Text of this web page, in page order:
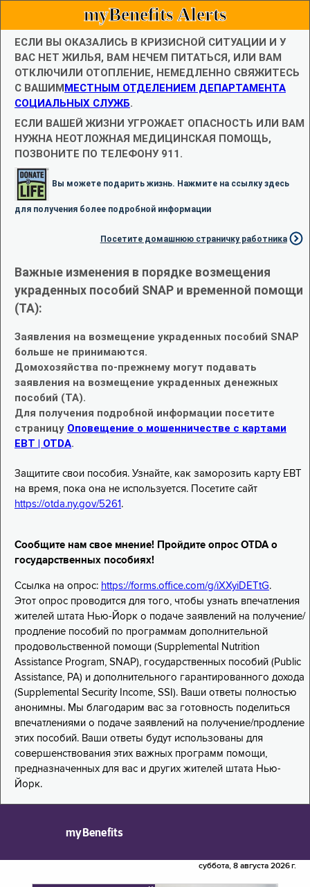
myBenefits Alerts
ЕСЛИ ВЫ ОКАЗАЛИСЬ В КРИЗИСНОЙ СИТУАЦИИ И У
ВАС НЕТ ЖИЛЬЯ, ВАМ НЕЧЕМ ПИТАТЬСЯ, ИЛИ ВАМ
ОТКЛЮЧИЛИ ОТОПЛЕНИЕ, НЕМЕДЛЕННО СВЯЖИТЕСЬ
С ВАШИММЕСТНЫМ ОТДЕЛЕНИЕМ ДЕПАРТАМЕНТА
СОЦИАЛЬНЫХ СЛУЖБ.
ЕСЛИ ВАШЕЙ ЖИЗНИ УГРОЖАЕТ ОПАСНОСТЬ ИЛИ ВАМ
НУЖНА НЕОТЛОЖНАЯ МЕДИЦИНСКАЯ ПОМОЩЬ,
ПОЗВОНИТЕ ПО ТЕЛЕФОНУ 911.
Вы можете подарить жизнь. Нажмите на ссылку здесь
для получения более подробной информации
Посетите домашнюю страничку работника
Важные изменения в порядке возмещения
украденных пособий SNAP и временной помощи
(TA):
Заявления на возмещение украденных пособий SNAP
больше не принимаются.
Домохозяйства по-прежнему могут подавать
заявления на возмещение украденных денежных
пособий (TA).
Для получения подробной информации посетите
страницу Оповещение о мошенничестве с картами
EBT | OTDA.
Защитите свои пособия. Узнайте, как заморозить карту EBT
на время, пока она не используется. Посетите сайт
https://otda.ny.gov/5261 .
Сообщите нам свое мнение! Пройдите опрос OTDA о
государственных пособиях!
Ссылка на опрос: https://forms.office.com/g/iXXyiDETtG.
Этот опрос проводится для того, чтобы узнать впечатления
жителей штата Нью-Йорк о подаче заявлений на получение/
продление пособий по программам дополнительной
продовольственной помощи (Supplemental Nutrition
Assistance Program, SNAP), государственных пособий (Public
Assistance, PA) и дополнительного гарантированного дохода
(Supplemental Security Income, SSI). Ваши ответы полностью
анонимны. Мы благодарим вас за готовность поделиться
впечатлениями о подаче заявлений на получение/продление
этих пособий. Ваши ответы будут использованы для
совершенствования этих важных программ помощи,
предназначенных для вас и других жителей штата Нью-
Йорк.
myBenefits
суббота, 8 августа 2026 г.